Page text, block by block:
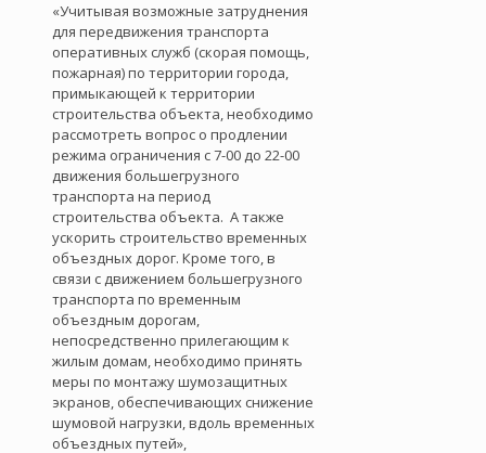
«Учитывая возможные затруднения
для передвижения транспорта
оперативных служб (скорая помощь,
пожарная) по территории города,
примыкающей к территории
строительства объекта, необходимо
рассмотреть вопрос о продлении
режима ограничения с 7-00 до 22-00
движения большегрузного
транспорта на период
строительства объекта. А также
ускорить строительство временных
объездных дорог. Кроме того, в
связи с движением большегрузного
транспорта по временным
объездным дорогам,
непосредственно прилегающим к
жилым домам, необходимо принять
меры по монтажу шумозащитных
экранов, обеспечивающих снижение
шумовой нагрузки, вдоль временных
объездных путей»,